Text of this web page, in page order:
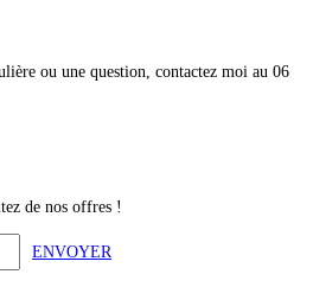
ou une question, contactez moi au 06
de nos offres !
ENVOYER